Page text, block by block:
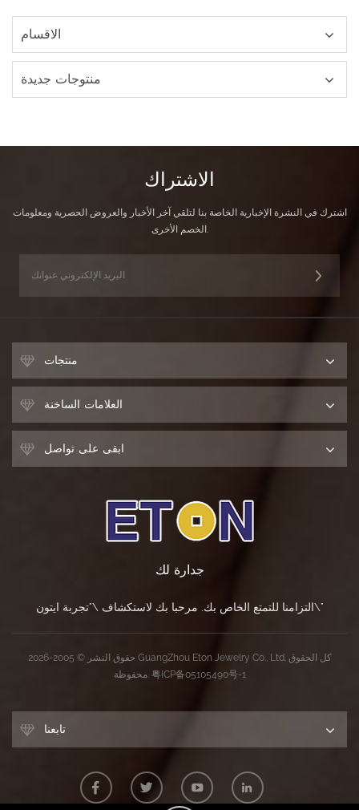
الاقسام
منتوجات جديدة
الاشتراك
اشترك في النشرة الإخبارية الخاصة بنا لتلقي آخر الأخبار والعروض الحصرية ومعلومات
الخصم الأخرى.
منتجات
العلامات الساخنة
ابقى على تواصل
جدارة لك
التزامنا للتمتع الخاص بك. مرحبا بك لاستكشاف \"تجربة ايتون\"
حقوق النشر © 2005-2026 GuangZhou Eton Jewelry Co., Ltd. كل الحقوق
محفوظة. 粤ICP备05105490号-1
تابعنا